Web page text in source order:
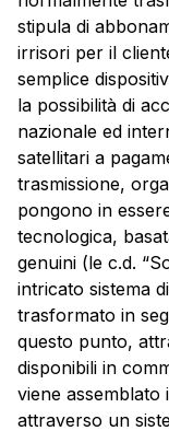
stipula di
irrisori per il
semplice
la possibilità di
nazionale ed
satellitari a
trasmissione,
pongono in
tecnologica,
genuini (le c.d.
intricato sistema
trasformato in
questo punto,
disponibili in
viene
attraverso un